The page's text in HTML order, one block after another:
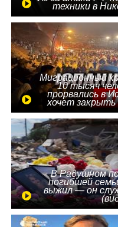
техники в
Миграционный
10 тысяч
прорвались в
хочет закрыть
В Радушном
погибшей
выжил — он